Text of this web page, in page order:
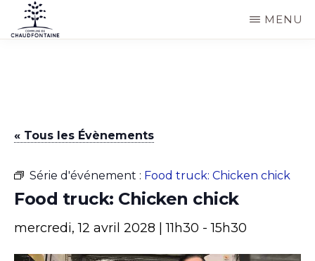
Passer
au
commune
Chaudfontaine
MENU
« Tous les Évènements
Série d'événement : Food truck: Chicken chick
Food truck: Chicken chick
mercredi, 12 avril 2028 | 11h30 -15h30